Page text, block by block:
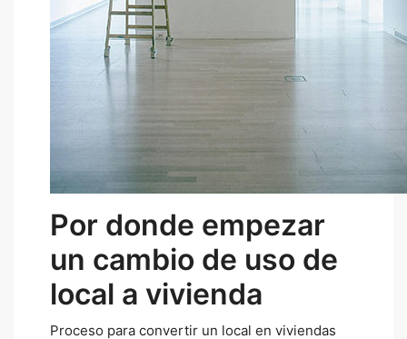
Por donde empezar
un cambio de uso de
local a vivienda
Proceso para convertir un local en viviendas